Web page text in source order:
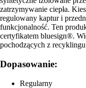
zatrzymywanie ciepła.
regulowany kaptur i
funkcjonalność. Ten
certyfikatem bluesign®.
pochodzących z
Dopasowanie:
Regularny